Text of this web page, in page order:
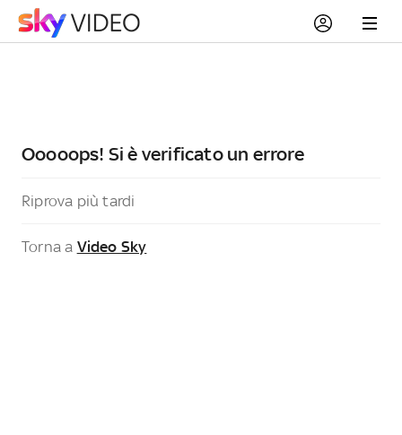
Ooooops! Si è verificato un errore
Riprova più tardi
Torna a Video Sky